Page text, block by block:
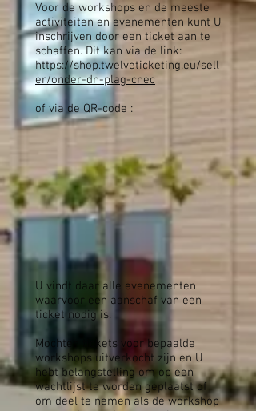
Voor de workshops en de meeste
activiteiten en evenementen kunt U
inschrijven door een ticket aan te
schaffen. Dit kan via de link:
https://shop.twelveticketing.eu/sell
er/onder-dn-plag-cnec
of via de QR-code :
U vindt daar alle evenementen
waarvoor een aanschaf van een
ticket nodig is.
Mochten tickets voor bepaalde
workshops uitverkocht zijn en U
hebt belangstelling om op een
wachtlijst te worden geplaatst of
om deel te nemen als de workshop